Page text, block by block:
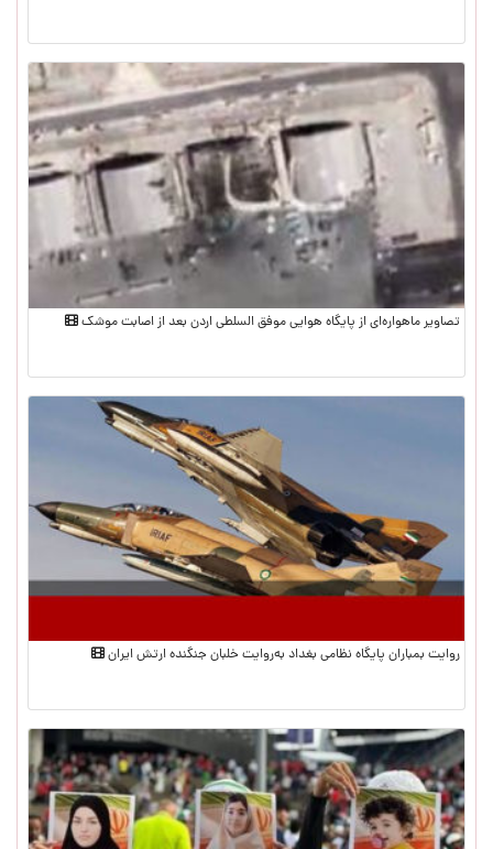
تصاویر ماهواره‌ای از پایگاه هوایی موفق السلطی اردن بعد از اصابت موشک
روایت بمباران پایگاه نظامی بغداد به‌روایت خلبان جنگنده ارتش ایران